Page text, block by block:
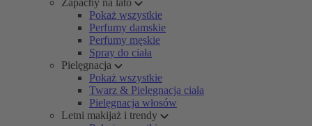
Zapachy na lato
Pokaż wszystkie
Perfumy damskie
Perfumy męskie
Spray do ciała
Pielęgnacja
Pokaż wszystkie
Twarz & Pielęgnacja ciała
Pielęgnacja włosów
Letni makijaż i trendy